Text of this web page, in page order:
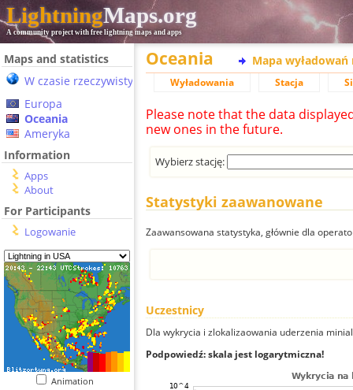
LightningMaps.org
A community project with free lightning maps and apps
Maps and statistics
W czasie rzeczywistym
Europa
Oceania
Ameryka
Information
Apps
About
For Participants
Logowanie
Animation
Oceania Mapa wyładowań
Wyładowania Stacja
Please note that the data
new ones in the future.
Wybierz stację:
Statystyki zaawanowane
Zaawansowana statystyka, głównie dla
Uczestnicy
Dla wykrycia i zlokalizaowania uderzenia
Podpowiedź: skala jest logarytmiczna!